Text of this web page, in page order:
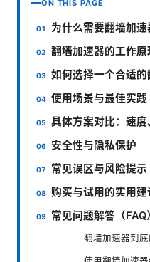
ON THIS PAGE
为什么需要翻墙加速
翻墙加速器的工作原
如何选择一个合适
使用场景与最佳实践
具体方案对比：速
安全性与隐私保护
常见误区与风险提示
购买与试用的实用建
常见问题解答（FAQ
翻墙加速器到底